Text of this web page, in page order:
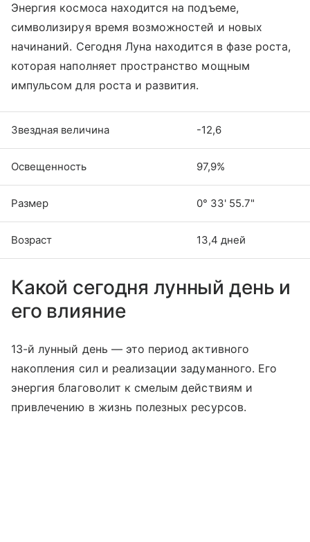
Энергия космоса находится на подъеме,
символизируя время возможностей и новых
начинаний. Сегодня Луна находится в фазе роста,
которая наполняет пространство мощным
импульсом для роста и развития.
Звездная величина -12,6
Освещенность 97,9%
Размер 0° 33' 55.7"
Возраст 13,4 дней
Какой сегодня лунный день и
его влияние
13-й лунный день — это период активного
накопления сил и реализации задуманного. Его
энергия благоволит к смелым действиям и
привлечению в жизнь полезных ресурсов.